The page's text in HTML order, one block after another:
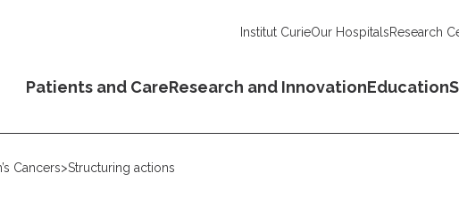
Institut CurieOur HospitalsResearch
Patients and CareResearch and InnovationEducation
Cancers>Structuring actions